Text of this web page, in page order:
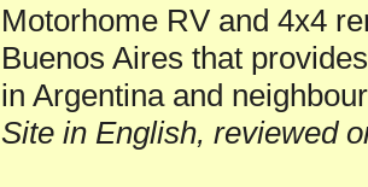
Motorhome RV and 4x4
Buenos Aires that
in Argentina and
Site in English, reviewed